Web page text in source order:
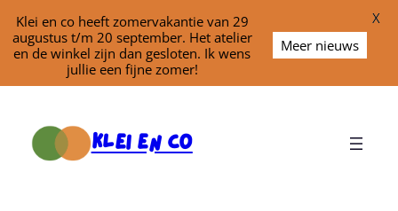
inhoud
Klei En Co
Klei en co heeft zomervakantie van 29
augustus t/m 20 september. Het atelier
en de winkel zijn dan gesloten. Ik wens
jullie een fijne zomer!
Meer nieuws
X